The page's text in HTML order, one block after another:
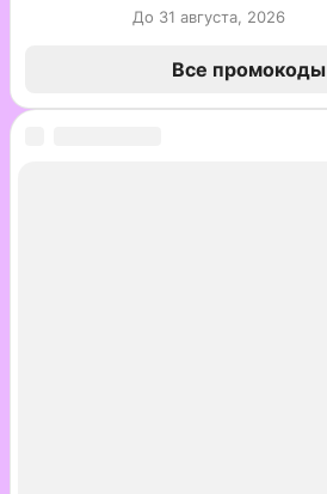
До 31 августа, 2026
Все промокоды